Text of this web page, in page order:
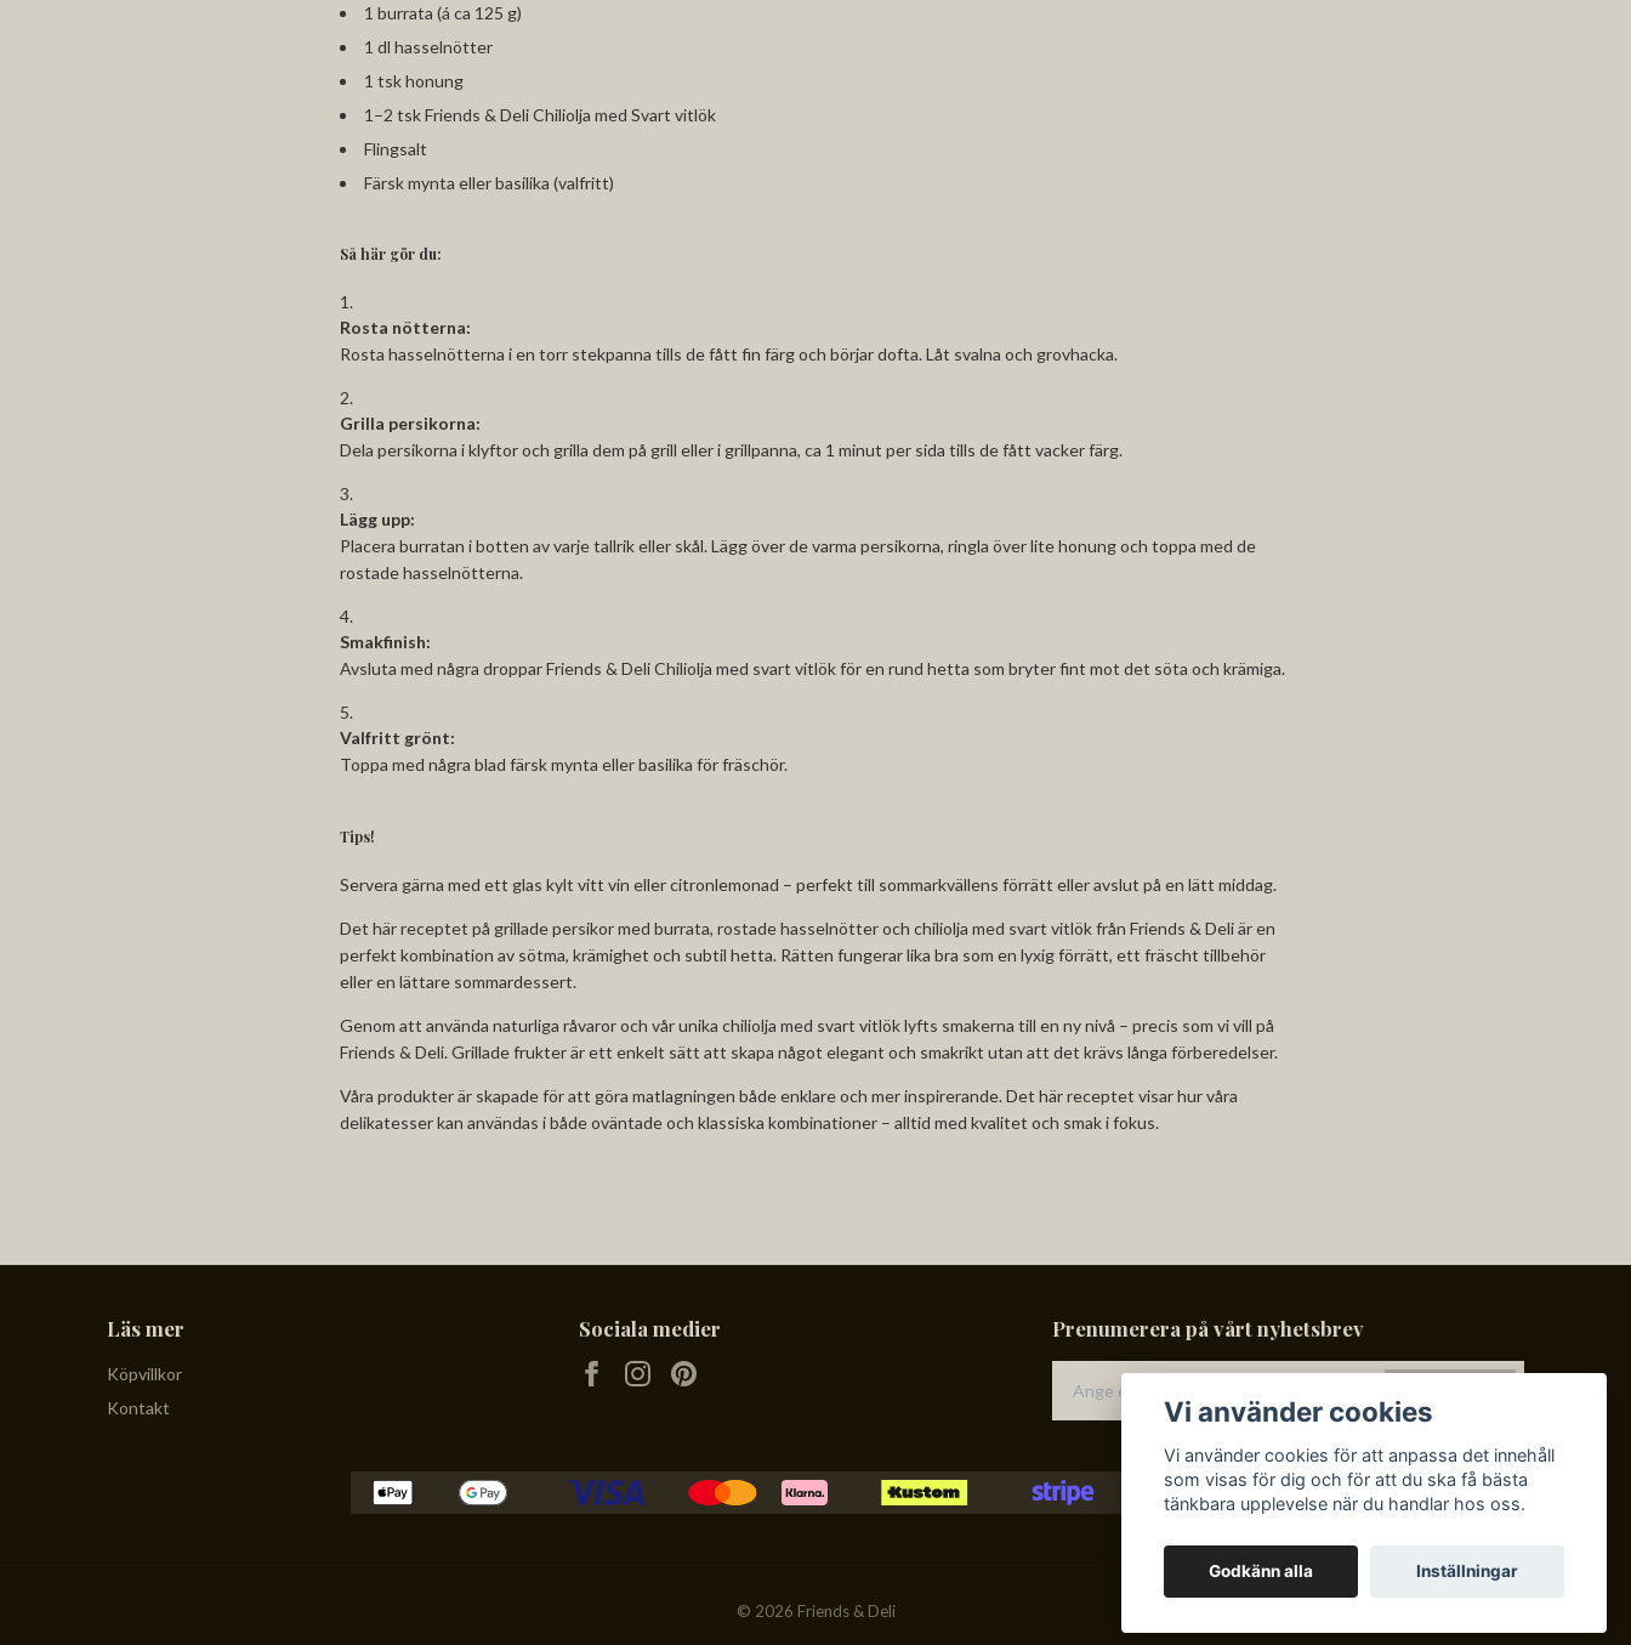
1 burrata (á ca 125 g)
1 dl hasselnötter
1 tsk honung
1–2 tsk Friends & DeliChiliolja med Svart vitlök
Flingsalt
Färsk mynta eller basilika (valfritt)
Så här gör du:
Rosta nötterna:
Rosta hasselnötterna i en torr stekpanna tills de fått fin färg och börjar dofta. Låt svalna och grovhacka.
Grilla persikorna:
Dela persikorna i klyftor och grilla dem på grill eller i grillpanna, ca 1 minut per sida tills de fått vacker färg.
Lägg upp:
Placera burratan i botten av varje tallrik eller skål. Lägg över de varma persikorna, ringla över lite honung och toppa med de
rostade hasselnötterna.
Smakfinish:
Avsluta med några droppar Friends & DeliChiliolja med svart vitlökför en rund hetta som bryter fint mot det söta och krämiga.
Valfritt grönt:
Toppa med några blad färsk mynta eller basilika för fräschör.
Tips!
Servera gärna med ett glas kylt vitt vin eller citronlemonad – perfekt till sommarkvällens förrätt eller avslut på en lätt middag.
Det här receptet på grillade persikor med burrata, rostade hasselnötter och chiliolja med svart vitlök från Friends & Deli är en
perfekt kombination av sötma, krämighet och subtil hetta. Rätten fungerar lika bra som en lyxig förrätt, ett fräscht tillbehör
eller en lättare sommardessert.
Genom att använda naturliga råvaror och vår unika chiliolja med svart vitlök lyfts smakerna till en ny nivå – precis som vi vill på
Friends & Deli. Grillade frukter är ett enkelt sätt att skapa något elegant och smakrikt utan att det krävs långa förberedelser.
Våra produkter är skapade för att göra matlagningen både enklare och mer inspirerande. Det här receptet visar hur våra
delikatesser kan användas i både oväntade och klassiska kombinationer – alltid med kvalitet och smak i fokus.
Läs mer
Köpvillkor
Kontakt
Sociala medier Prenumerera på vårt nyhetsbrev
© 2026 Friends & Deli
Vi använder cookies
Vi använder cookies för att anpassa det innehåll
som visas för dig och för att du ska få bästa
tänkbara upplevelse när du handlar hos oss.
Godkänn alla Inställningar